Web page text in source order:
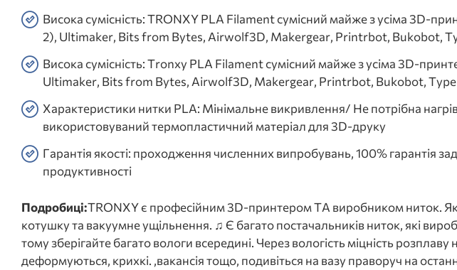
Висока сумісність: TRONXY PLA Filament сумісний майже з усіма 3D-
2), Ultimaker, Bits from Bytes, Airwolf3D, Makergear, Printrbot, Bukobot,
Висока сумісність: Tronxy PLA Filament сумісний майже з усіма 3D-
Ultimaker, Bits from Bytes, Airwolf3D, Makergear, Printrbot, Bukobot, Type
Характеристики нитки PLA: Мінімальне викривлення/ Не потрібна
використовуваний термопластичний матеріал для 3D-друку
Гарантія якості: проходження численних випробувань, 100% гарантія
продуктивності
Подробиці:TRONXY є професійним 3D-принтером ТА виробником ниток.
котушку та вакуумне ущільнення. ♫ Є багато постачальників ниток, які
тому зберігайте багато вологи всередині. Через вологість міцність
деформуються, крихкі. ,вакансія тощо, подивіться на вазу праворуч на